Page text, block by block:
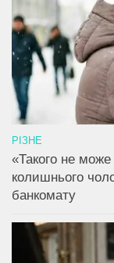
РІЗНЕ
«Такого не може
колишнього
банкомату